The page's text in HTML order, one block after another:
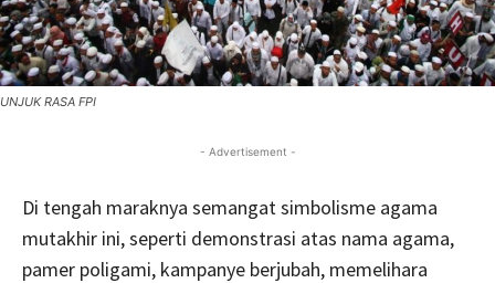
UNJUK RASA FPI
- Advertisement -
Di tengah maraknya semangat simbolisme agama
mutakhir ini, seperti demonstrasi atas nama agama,
pamer poligami, kampanye berjubah, memelihara